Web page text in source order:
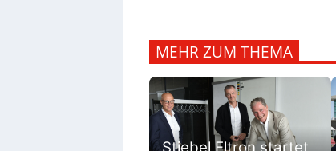
MEHR ZUM THEMA